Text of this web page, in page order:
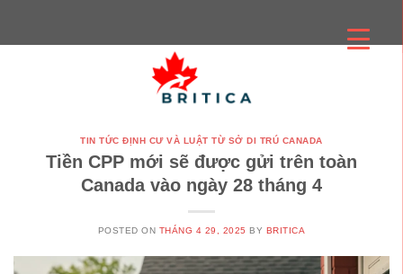
TIN TỨC ĐỊNH CƯ VÀ LUẬT TỪ SỞ DI TRÚ CANADA
Tiền CPP mới sẽ được gửi trên toàn
Canada vào ngày 28 tháng 4
POSTED ON THÁNG 4 29, 2025 BY BRITICA